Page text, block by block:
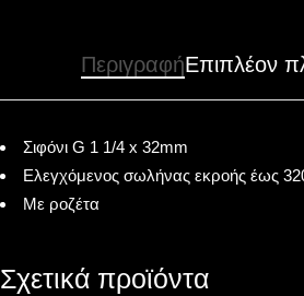
ΠεριγραφήΕπιπλέον
Σιφόνι G 1 1/4 x 32mm
Ελεγχόμενος σωλήνας εκροής έως
Με ροζέτα
Σχετικά προϊόντα